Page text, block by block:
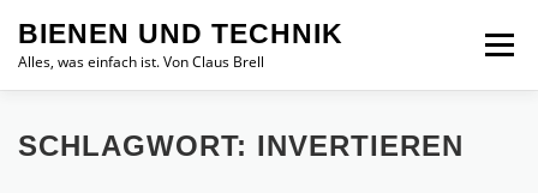
Inhalt
springen
BIENEN UND TECHNIK
Alles, was einfach ist. Von Claus Brell
Menü
SCHLAGWORT: INVERTIEREN